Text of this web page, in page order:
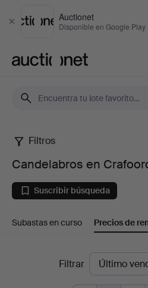
Cerrar
Auctionet
Disponible en Google Play
Candelabros
en
Crafoord
Auktioner
Malmö
Filtros
Candelabros en
Suscribir búsqueda
Subastas en curso Precios de
Filtrar